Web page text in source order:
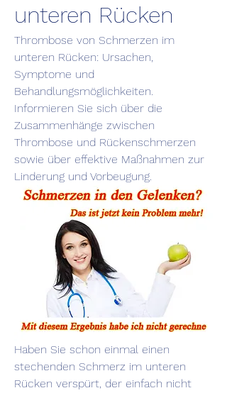
unteren Rücken
Thrombose von Schmerzen im
unteren Rücken: Ursachen,
Symptome und
Behandlungsmöglichkeiten.
Informieren Sie sich über die
Zusammenhänge zwischen
Thrombose und Rückenschmerzen
sowie über effektive Maßnahmen zur
Linderung und Vorbeugung.
Haben Sie schon einmal einen
stechenden Schmerz im unteren
Rücken verspürt, der einfach nicht